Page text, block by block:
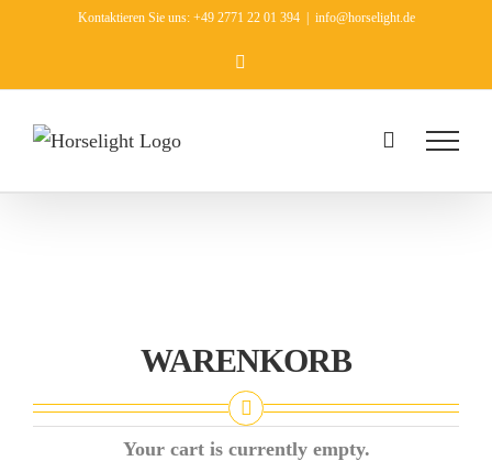
Kontaktieren Sie uns: +49 2771 22 01 394 info@horselight.de
WARENKORB
Your cart is currently empty.